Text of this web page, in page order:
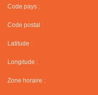
Code pays :
Code postal :
Latitude :
Longitude :
Zone horaire :